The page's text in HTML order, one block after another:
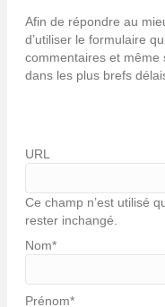
Afin de répondre au
d’utiliser le formulaire
commentaires et même
dans les plus brefs
URL
Ce champ n’est utilisé
rester inchangé.
Nom*
Prénom*